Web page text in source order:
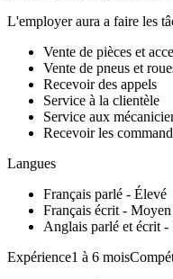
L'employer aura a faire les
Vente de pièces et
Vente de pneus et
Recevoir des appels
Service à la clientèle
Service aux
Recevoir les
Langues
Français parlé - Élevé
Français écrit - Moyen
Anglais parlé et écrit -
Expérience1 à 6